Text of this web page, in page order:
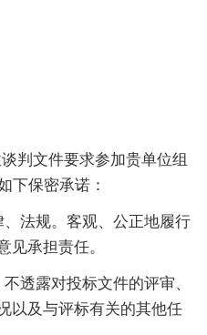
文件要求参加贵单位组
下保密承诺：
法规。客观、公正地履行
见承担责任。
露对投标文件的评审、
以及与评标有关的其他任